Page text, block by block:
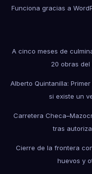
Funciona gracias a
A cinco meses de
20 obras
Alberto Quintanilla:
si existe un
Carretera
tras
Cierre de la frontera
huevos y